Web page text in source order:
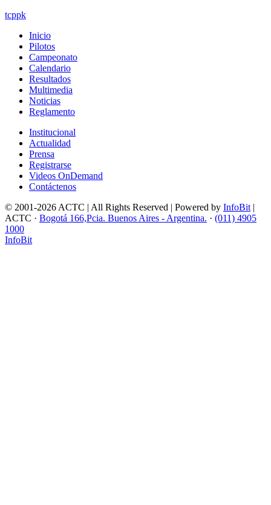
tcppk
Inicio
Pilotos
Campeonato
Calendario
Resultados
Multimedia
Noticias
Reglamento
Institucional
Actualidad
Prensa
Registrarse
Videos OnDemand
Contáctenos
© 2001-2026 ACTC | All Rights Reserved | Powered by InfoBit |
ACTC · Bogotá 166,Pcia. Buenos Aires - Argentina. · (011) 4905
1000
InfoBit